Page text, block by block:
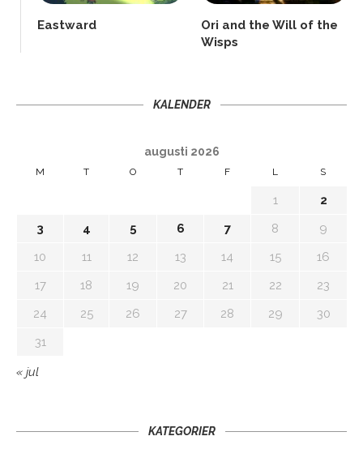
Eastward
Ori and the Will of the
Wisps
KALENDER
augusti 2026
M T O T F L S
1
2
3
4 5 6 7 8
9
10
11 12 13 14 15
16
17
18 19 20 21 22
23
24
25 26 27 28 29
30
31
« jul
KATEGORIER